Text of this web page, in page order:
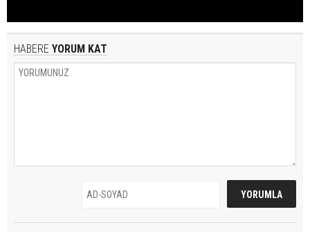
HABERE YORUM KAT